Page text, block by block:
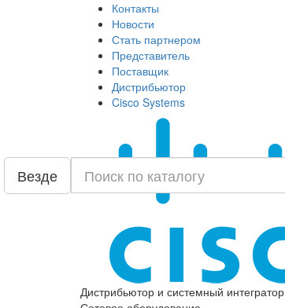
Контакты
Новости
Стать партнером
Представитель
Поставщик
Дистрибьютор
Cisco Systems
Дистрибьютор и системный интегратор
Везде